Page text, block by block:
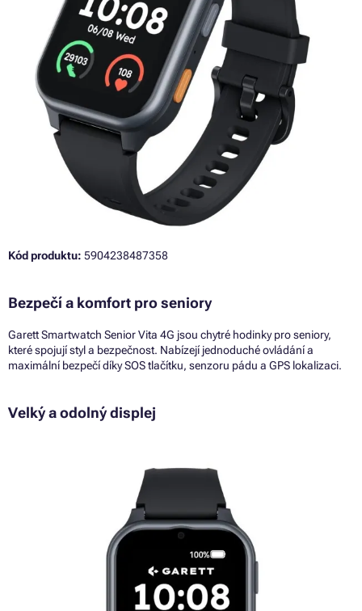
Kód produktu: 5904238487358
Bezpečí a komfort pro seniory
Garett Smartwatch Senior Vita 4G jsou chytré hodinky pro seniory,
které spojují styl a bezpečnost. Nabízejí jednoduché ovládání a
maximální bezpečí díky SOS tlačítku, senzoru pádu a GPS lokalizaci.
Velký a odolný displej